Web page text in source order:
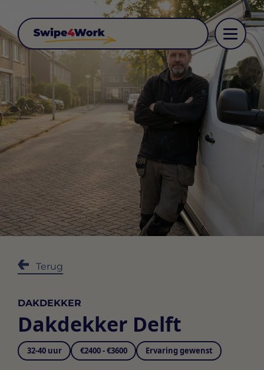
Terug
DAKDEKKER
Dakdekker Delft
32-40 uur €2400 - €3600 Ervaring gewenst